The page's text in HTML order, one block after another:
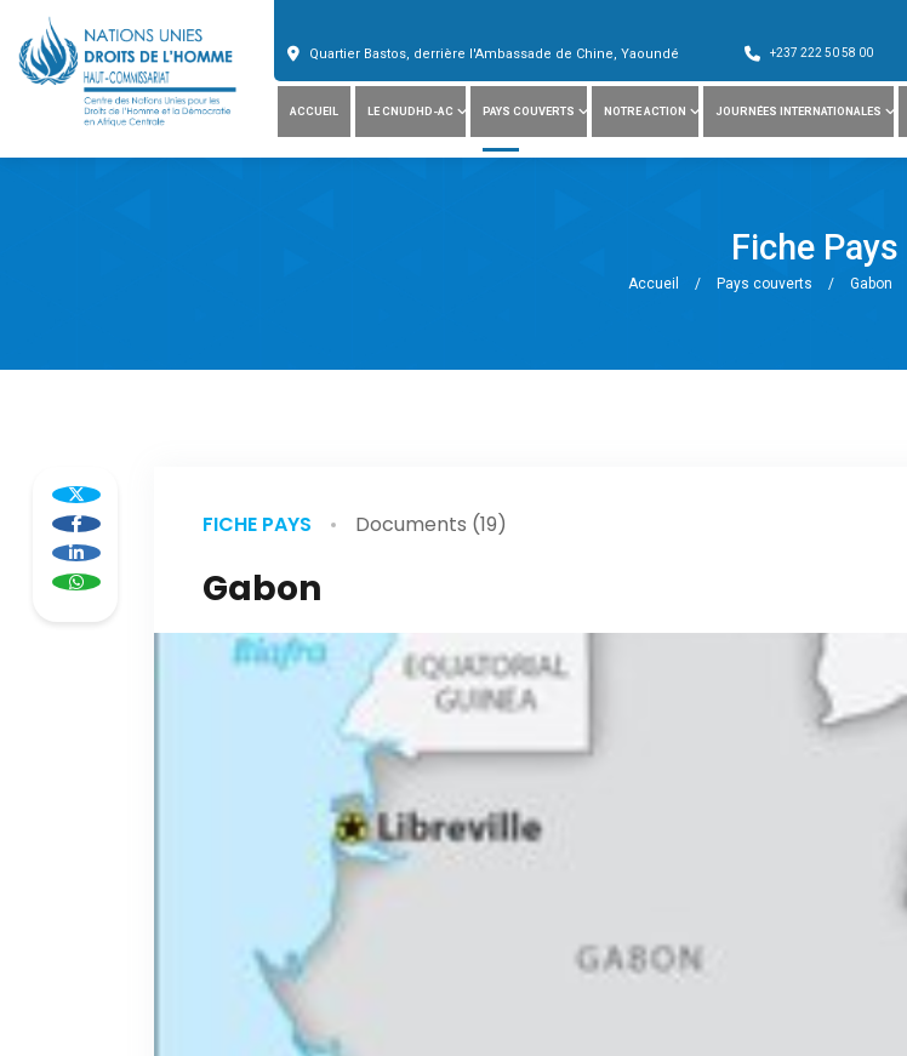
Quartier Bastos, derrière l'Ambassade de Chine, Yaoundé +237 222 50 58 00
ACCUEIL LE CNUDHD-AC PAYS COUVERTS NOTRE ACTION JOURNÉES INTERNATIONALES
Fiche Pays
Accueil / Pays couverts / Gabon
FICHE PAYS Documents (19)
Gabon